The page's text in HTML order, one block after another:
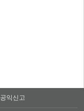
공익신고